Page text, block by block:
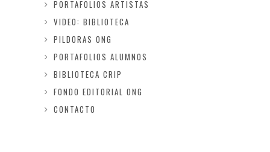
PORTAFOLIOS ARTISTAS
VIDEO: BIBLIOTECA
PILDORAS ONG
PORTAFOLIOS ALUMNOS
BIBLIOTECA CRIP
FONDO EDITORIAL ONG
CONTACTO